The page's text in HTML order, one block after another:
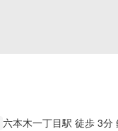
六本木一丁目駅 徒歩 3